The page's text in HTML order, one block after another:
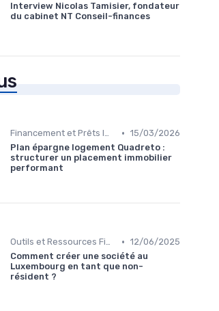
Interview Nicolas Tamisier, fondateur
du cabinet NT Conseil-finances
Financement et Prêts Immobiliers • 15/03/2026
Plan épargne logement Quadreto :
structurer un placement immobilier
performant
Outils et Ressources Financières • 12/06/2025
Comment créer une société au
Luxembourg en tant que non-
résident ?